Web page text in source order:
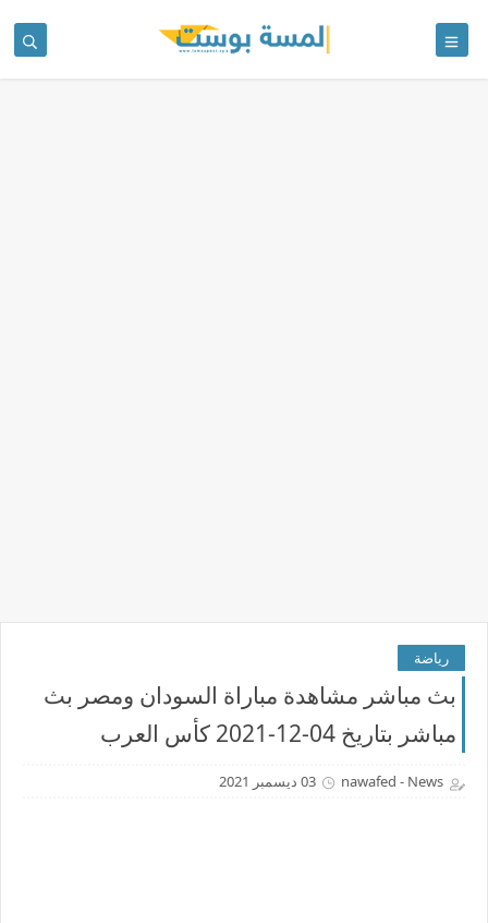
رياضة
بث مباشر مشاهدة مباراة السودان ومصر بث
مباشر بتاريخ 04-12-2021 كأس العرب
nawafed - News 03 ديسمبر 2021